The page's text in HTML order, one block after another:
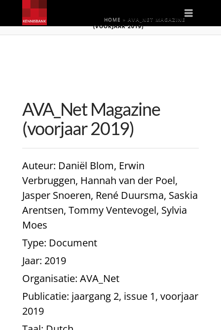
HOME » AVA_NET MAGAZINE
(VOORJAAR 2019)
AVA_Net Magazine
(voorjaar 2019)
Auteur: Daniël Blom, Erwin
Verbruggen, Hannah van der Poel,
Jasper Snoeren, René Duursma, Saskia
Arentsen, Tommy Ventevogel, Sylvia
Moes
Type: Document
Jaar: 2019
Organisatie: AVA_Net
Publicatie: jaargang 2, issue 1, voorjaar
2019